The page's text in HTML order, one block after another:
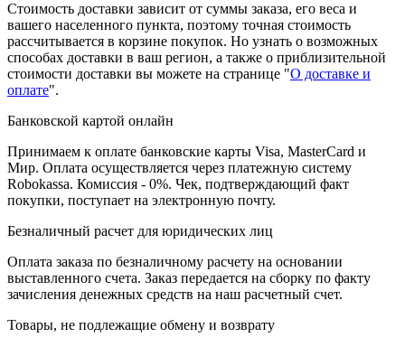
Стоимость доставки зависит от суммы заказа, его веса и
вашего населенного пункта, поэтому точная стоимость
рассчитывается в корзине покупок. Но узнать о возможных
способах доставки в ваш регион, а также о приблизительной
стоимости доставки вы можете на странице "О доставке и
оплате".
Банковской картой онлайн
Принимаем к оплате банковские карты Visa, MasterCard и
Мир. Оплата осуществляется через платежную систему
Robokassa. Комиссия - 0%. Чек, подтверждающий факт
покупки, поступает на электронную почту.
Безналичный расчет для юридических лиц
Оплата заказа по безналичному расчету на основании
выставленного счета. Заказ передается на сборку по факту
зачисления денежных средств на наш расчетный счет.
Товары, не подлежащие обмену и возврату